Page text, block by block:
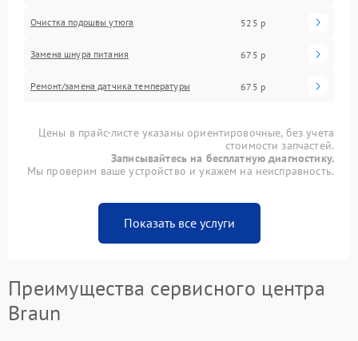
Очистка подошвы утюга 525 р
Замена шнура питания 675 р
Ремонт/замена датчика температуры 675 р
Цены в прайс-листе указаны ориентировочные, без учета
стоимости запчастей.
Записывайтесь на бесплатную диагностику.
Мы проверим ваше устройство и укажем на неисправность.
Показать все услуги
Преимущества сервисного центра
Braun